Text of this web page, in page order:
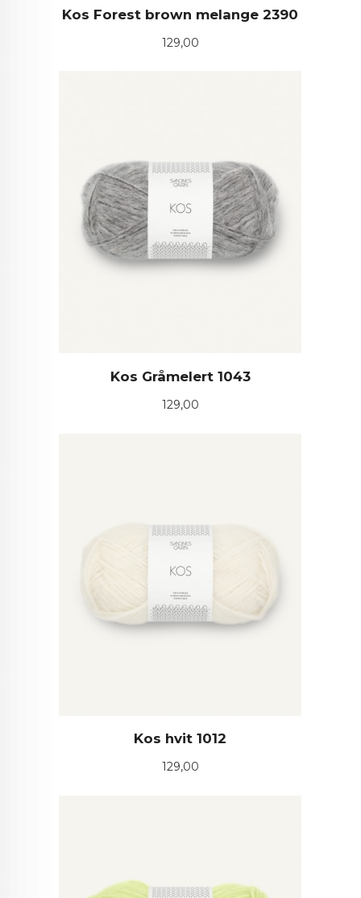
Kos Forest brown melange 2390
Pris
129,00
Kos Gråmelert 1043
Pris
129,00
Kos hvit 1012
Pris
129,00